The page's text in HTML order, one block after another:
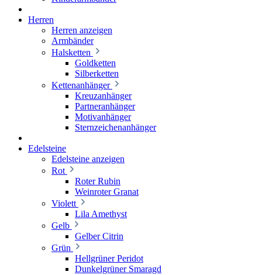
Herren
Herren anzeigen
Armbänder
Halsketten
Goldketten
Silberketten
Kettenanhänger
Kreuzanhänger
Partneranhänger
Motivanhänger
Sternzeichenanhänger
Edelsteine
Edelsteine anzeigen
Rot
Roter Rubin
Weinroter Granat
Violett
Lila Amethyst
Gelb
Gelber Citrin
Grün
Hellgrüner Peridot
Dunkelgrüner Smaragd